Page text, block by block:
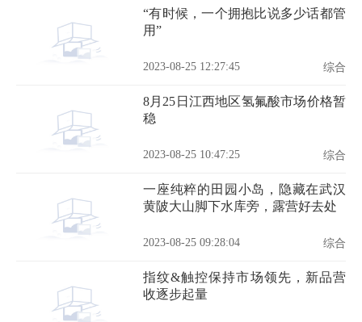
“有时候，一个拥抱比说多少话都管
用”
2023-08-25 12:27:45 综合
8月25日江西地区氢氟酸市场价格暂
稳
2023-08-25 10:47:25 综合
一座纯粹的田园小岛，隐藏在武汉
黄陂大山脚下水库旁，露营好去处
2023-08-25 09:28:04 综合
指纹&触控保持市场领先，新品营
收逐步起量